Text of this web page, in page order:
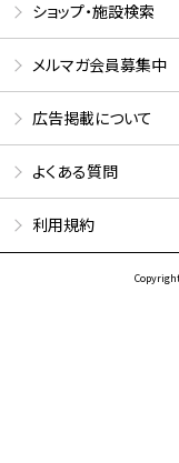
ショップ・施設検索
メルマガ会員募集中
広告掲載について
よくある質問
利用規約